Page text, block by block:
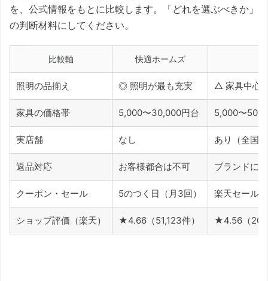
を、公式情報をもとに比較します。「どれを選ぶべきか」
の判断材料にしてください。
比較軸 快適ホームズ
照明の品揃え ◎ 照明が最も充実 △ 家具中心
家具の価格帯 5,000〜30,000円台 5,000〜
実店舗 なし あり（全国
返品対応 お客様都合は不可 ブランドに
クーポン・セール 5のつく日（月3回） 楽天セール
ショップ評価（楽天） ★4.66（51,123件） ★4.56（